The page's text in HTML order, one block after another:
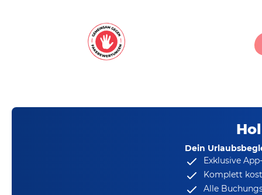
Dein
Exklusive
Komplett
Alle